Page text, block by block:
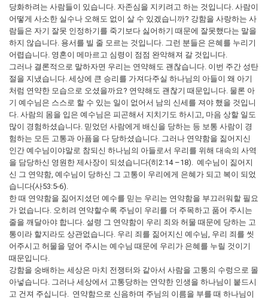
당화하려는 사람들이 있습니다. 자존심을 지키려고 하는 것입니다. 사람이
어떻게 사소한 실수나 오해도 없이 살 수 있겠습니까? 강함을 사랑하는 사
람들은 자기 잘못 인정하기를 죽기보다 싫어하기 때문에 잘못했다는 말을
하지 않습니다. 용서를 빌 줄 모르는 것입니다. 그런 분들은 은혜를 누리기
어렵습니다. 영혼이 메마르고 심령이 점점 완악해져 갈 것입니다.
그러나 결론적으로 말하자면 우리는 연약해도 괜찮습니다. 이번 주간 성탄
절을 지냈습니다. 세상에 큰 승리를 가져다주실 하나님의 아들이 왜 아기
처럼 연약한 모습으로 오셨을까요? 연약해도 괜찮기 때문입니다. 물론 아
기 예수님은 스스로 할 수 있는 일이 없어서 남의 신세를 져야 했을 것입니
다. 사람의 몸을 입은 예수님은 피곤해서 지치기도 하시고, 마음 상할 일도
많이 경험하셨습니다. 믿었던 사람에게 배신을 당하는 등 보통 사람이 경
험하는 모든 고통과 아픔을 다 당하셨습니다. 그러나 연약함을 짊어지신
인간 예수님이야말로 참되신 하나님의 아들로서 우리를 위해 대속의 사역
을 담당하신 영원한 제사장이 되셨습니다(히2:14 –18). 예수님이 짊어지
신 그 연약함, 예수님이 당하신 그 고통이 우리에게 은혜가 되고 복이 되었
습니다(사53:5-6).
한 때 연약함을 짊어지셨던 예수를 믿는 우리는 연약함을 부끄러워할 필요
가 없습니다. 오히려 연약할수록 주님이 우리를 더 주목하고 품어 주시는
줄을 깨달아야 합니다. 설령 그 연약함이 우리 죄와 허물 때문에 당하는 고
통이라 할지라도 상관없습니다. 우리 죄를 짊어지신 예수님, 우리 죄를 씻
어주시고 허물을 덮어 주시는 예수님 때문에 우리가 은혜를 누릴 것이기
때문입니다.
강함을 숭배하는 세상은 마치 전쟁터와 같아서 사람을 고통의 수렁으로 몰
아넣습니다. 그러나 세상에서 고통당하는 연약한 인생을 하나님이 붙드시
고 건져 주십니다. 연약함으로 신음하며 주님의 이름을 부를 때 하나님이